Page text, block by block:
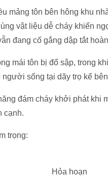
mảng tôn bên hông khu
vật liệu dễ cháy khiến
đang cố gắng dập tắt
mái tôn bị đổ sập, trong
sống tại dãy trọ kế
đám cháy khởi phát khi
cạnh.
trọng: